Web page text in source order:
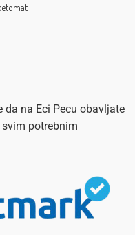
da na Eci Pecu obavljate
potrebnim